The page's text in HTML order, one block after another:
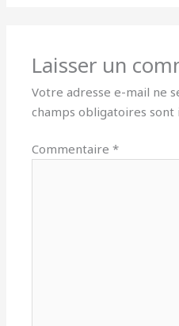
Laisser un
Votre adresse e-mail ne
champs obligatoires sont
Commentaire*